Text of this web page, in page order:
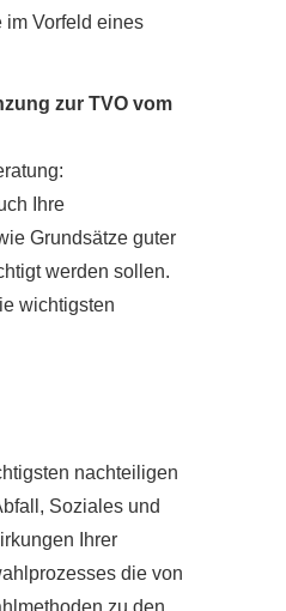
im Vorfeld eines
zur TVO vom
Ihre
Grundsätze guter
werden sollen.
wichtigsten
nachteiligen
Soziales und
Ihrer
die von